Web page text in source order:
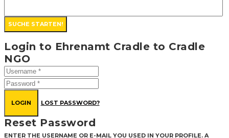
Login to Ehrenamt Cradle to Cradle
NGO
LOGIN LOST PASSWORD?
Reset Password
ENTER THE USERNAME OR E-MAIL YOU USED IN YOUR PROFILE. A